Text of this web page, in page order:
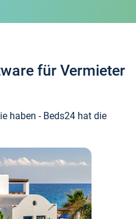
für Vermieter
haben - Beds24 hat die